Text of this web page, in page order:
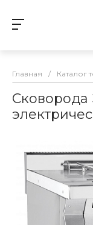
Главная / Каталог
Сковорода